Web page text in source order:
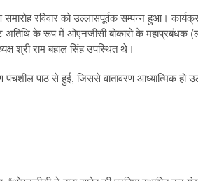
रविवार को उल्लासपूर्वक सम्पन्न हुआ।
अतिथि के रूप में ओएनजीसी बोकारो के महाप्रबंधक
श्री राम बहाल सिंह उपस्थित थे।
पंचशील पाठ से हुई, जिससे वातावरण आध्यात्मिक हो